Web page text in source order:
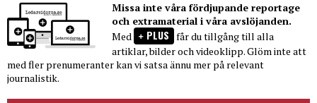
Missa inte våra fördjupande reportage
och extramaterial i våra avslöjanden.
Med
PLUS får du tillgång till alla
artiklar, bilder och videoklipp. Glöm inte att
med fler prenumeranter kan vi satsa ännu mer på relevant
journalistik.